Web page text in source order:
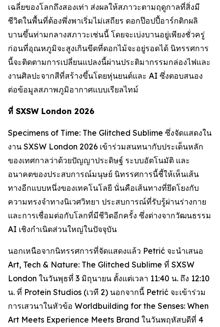
เฉลี่ยของโลกถึงสองเท่า ส่งผลให้สภาวะตามฤดูกาลที่สิ่งมี
ชีวิตในพื้นที่ต้องพึ่งพาเริ่มไม่เสถียร ดอกป๊อปปี้อาร์กติกผลิ
บานขึ้นท่ามกลางสภาวะเช่นนี้ โดยจะเบ่งบานอยู่เพียงชั่วครู่
ก่อนที่อุณหภูมิจะสูงเกินขีดที่ดอกไม้จะอยู่รอดได้ นิทรรศการ
นี้จะติดตามการเปลี่ยนแปลงนี้ผ่านประติมากรรมกล่องไฟและ
งานศิลปะจากสีที่สร้างขึ้นโดยหุ่นยนต์และ AI ซึ่งตอบสนอง
ต่อข้อมูลสภาพภูมิอากาศแบบเรียลไทม์
ที่ SXSW London 2026
Specimens of Time: The Glitched Sublime ซึ่งจัดแสดงใน
งาน SXSW London 2026 เข้าร่วมสนทนากับประเด็นหลัก
ของเทศกาลว่าด้วยปัญญาประดิษฐ์ ระบบอัตโนมัติ และ
อนาคตของประสบการณ์มนุษย์ นิทรรศการนี้ชี้ให้เห็นเส้น
ทางอีกแบบหนึ่งของเทคโนโลยี นั่นคือเส้นทางที่ยึดโยงกับ
ความทรงจำทางนิเวศวิทยา ประสบการณ์ที่รับรู้ผ่านร่างกาย
และการเชื่อมต่อกับโลกที่มีชีวิตอีกครั้ง ซึ่งต่างจากวัฒนธรรม
AI เชิงกำเนิดส่วนใหญ่ในปัจจุบัน
นอกเหนือจากนิทรรศการที่จัดแสดงแล้ว Petrić จะนำเสนอ
Art, Tech & Nature: The Glitched Sublime ที่ SXSW
London ในวันพุธที่ 3 มิถุนายน ตั้งแต่เวลา 11:40 น. ถึง 12:10
น. ที่ Protein Studios (เวที 2) นอกจากนี้ Petrić จะเข้าร่วม
การเสวนาในหัวข้อ Worldbuilding for the Senses: When
Art Meets Experience Meets Brand ในวันพฤหัสบดีที่ 4